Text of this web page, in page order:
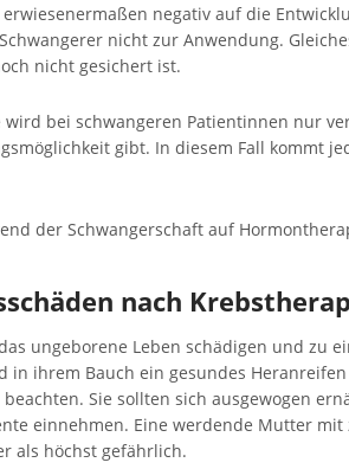
negativ auf die
nicht zur Anwendung.
nicht gesichert ist.
bei schwangeren Patientinnen nur
gibt. In diesem Fall kommt
der Schwangerschaft auf
nach
ungeborene Leben schädigen und zu
in ihrem Bauch ein gesundes
Sie sollten sich ausgewogen
einnehmen. Eine werdende Mutter
als höchst gefährlich.